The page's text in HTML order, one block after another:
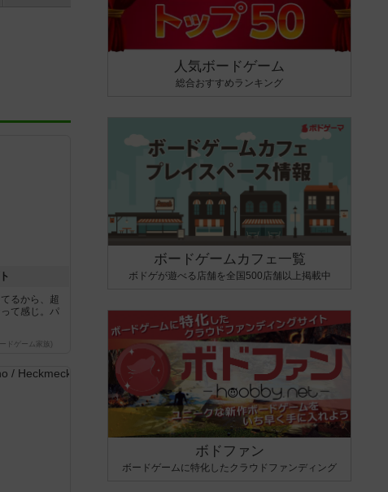
るから、超
て感じ。パ
ドゲーム家族)
人気ボードゲーム
総合おすすめランキング
ボードゲームカフェ一覧
ボドゲが遊べる店舗を全国500店舗以上掲載中
ボドファン
ボードゲームに特化したクラウドファンディング